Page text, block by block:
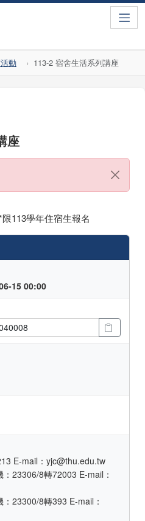
動 113-2 宿舍生活系列講座
座
113學年住宿生報名
15 00:00
E-mail：yjc@thu.edu.tw
23306/8轉72003 E-mail：
23300/8轉393 E-mail：